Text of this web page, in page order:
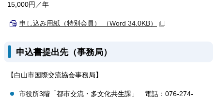
15,000円／年
申し込み用紙（特別会員） （Word 34.0KB）
申込書提出先（事務局）
【白山市国際交流協会事務局】
市役所3階「都市交流・多文化共生課」 電話：076-274-